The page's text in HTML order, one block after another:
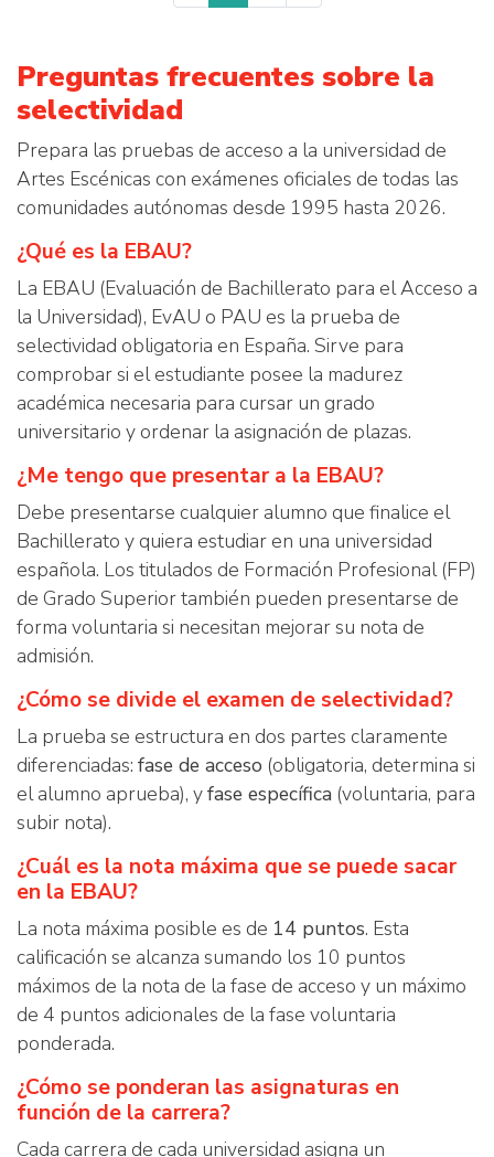
Preguntas frecuentes sobre la
selectividad
Prepara las pruebas de acceso a la universidad de
Artes Escénicas con exámenes oficiales de todas las
comunidades autónomas desde 1995 hasta 2026.
¿Qué es la EBAU?
La EBAU (Evaluación de Bachillerato para el Acceso a
la Universidad), EvAU o PAU es la prueba de
selectividad obligatoria en España. Sirve para
comprobar si el estudiante posee la madurez
académica necesaria para cursar un grado
universitario y ordenar la asignación de plazas.
¿Me tengo que presentar a la EBAU?
Debe presentarse cualquier alumno que finalice el
Bachillerato y quiera estudiar en una universidad
española. Los titulados de Formación Profesional (FP)
de Grado Superior también pueden presentarse de
forma voluntaria si necesitan mejorar su nota de
admisión.
¿Cómo se divide el examen de selectividad?
La prueba se estructura en dos partes claramente
diferenciadas: fase de acceso (obligatoria, determina si
el alumno aprueba), yfase específica (voluntaria, para
subir nota).
¿Cuál es la nota máxima que se puede sacar
en la EBAU?
La nota máxima posible es de 14 puntos. Esta
calificación se alcanza sumando los 10 puntos
máximos de la nota de la fase de acceso y un máximo
de 4 puntos adicionales de la fase voluntaria
ponderada.
¿Cómo se ponderan las asignaturas en
función de la carrera?
Cada carrera de cada universidad asigna un